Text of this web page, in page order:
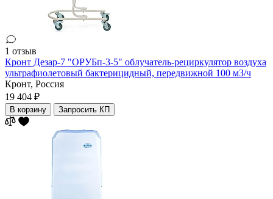
1 отзыв
Кронт Дезар-7 "ОРУБп-3-5" облучатель-рециркулятор воздуха
ультрафиолетовый бактерицидный, передвижной 100 м3/ч
Кронт, Россия
19 404 ₽
В корзину Запросить КП